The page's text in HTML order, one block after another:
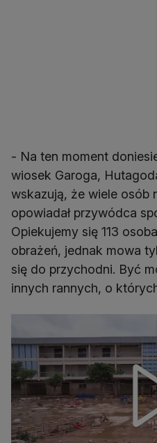
- Na ten moment
wiosek Garoga,
wskazują, że wiele osób
opowiadał przywódca
Opiekujemy się 113
obrażeń, jednak mowa
się do przychodni. Być
innych rannych, o